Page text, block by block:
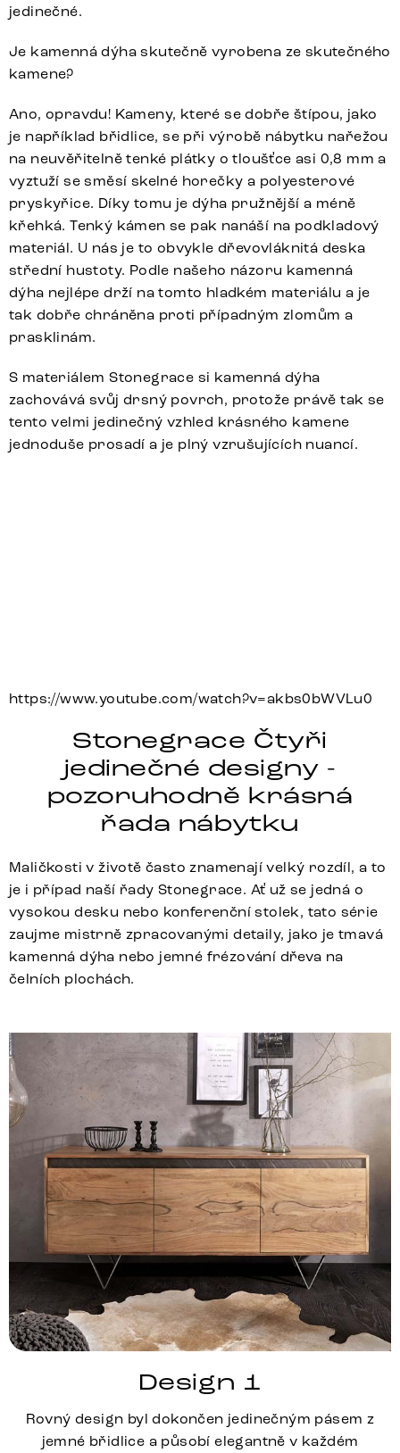
jedinečné.
Je kamenná dýha skutečně vyrobena ze skutečného
kamene?
Ano, opravdu! Kameny, které se dobře štípou, jako
je například břidlice, se při výrobě nábytku nařežou
na neuvěřitelně tenké plátky o tloušťce asi 0,8 mm a
vyztuží se směsí skelné horečky a polyesterové
pryskyřice. Díky tomu je dýha pružnější a méně
křehká. Tenký kámen se pak nanáší na podkladový
materiál. U nás je to obvykle dřevovláknitá deska
střední hustoty. Podle našeho názoru kamenná
dýha nejlépe drží na tomto hladkém materiálu a je
tak dobře chráněna proti případným zlomům a
prasklinám.
S materiálem Stonegrace si kamenná dýha
zachovává svůj drsný povrch, protože právě tak se
tento velmi jedinečný vzhled krásného kamene
jednoduše prosadí a je plný vzrušujících nuancí.
https://www.youtube.com/watch?v=akbs0bWVLu0
Stonegrace Čtyři
jedinečné designy -
pozoruhodně krásná
řada nábytku
Maličkosti v životě často znamenají velký rozdíl, a to
je i případ naší řady Stonegrace. Ať už se jedná o
vysokou desku nebo konferenční stolek, tato série
zaujme mistrně zpracovanými detaily, jako je tmavá
kamenná dýha nebo jemné frézování dřeva na
čelních plochách.
Design 1
Rovný design byl dokončen jedinečným pásem z
jemné břidlice a působí elegantně v každém